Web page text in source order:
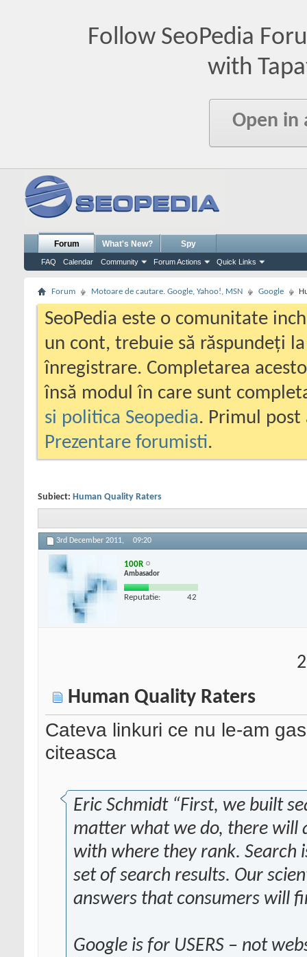
Follow SeoPedia
with
Open in
Forum
FAQ Calendar Community Forum Actions Quick Links
What's New? Spy
Forum Motoare de cautare. Google, Yahoo!, MSN Google
SeoPedia este o comunitate
un cont, trebuie să răspundeți
înregistrare. Completarea
însă modul în care sunt
si politica Seopedia. Primul
Prezentare forumisti.
Subiect: Human Quality Raters
3rd December 2011, 09:20
100R
Ambasador
Reputatie: 42
Human Quality Raters
Cateva linkuri ce nu le-am
citeasca
Eric Schmidt “First, we built
matter what we do, there will
with where they rank. Search
set of search results. Our
answers that consumers will
Google is for USERS – not